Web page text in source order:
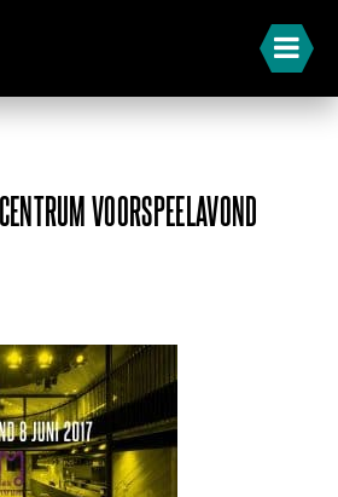
VOORSPEELAVOND